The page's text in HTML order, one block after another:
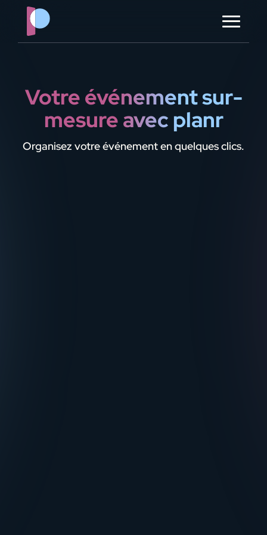
?> ?> ?> ?> ?> ?>
contact
ORGANISER MON ÉVÈNEMENT
Votre événement sur-
mesure avec planr
Organisez votre événement en quelques clics.